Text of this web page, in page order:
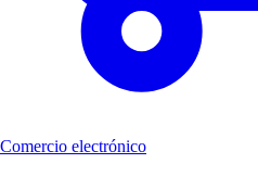
Comercio electrónico